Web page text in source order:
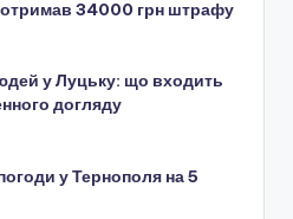
34000 грн штрафу
у Луцьку: що входить
догляду
у Тернополя на 5